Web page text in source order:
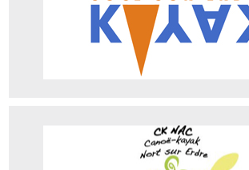
Adresse : 13 Place du Bassin, 44390 Nort-sur-Erdre